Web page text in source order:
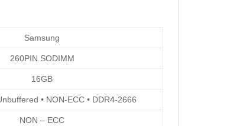
Samsung
260PIN SODIMM
16GB
• NON-ECC • DDR4-2666
NON – ECC